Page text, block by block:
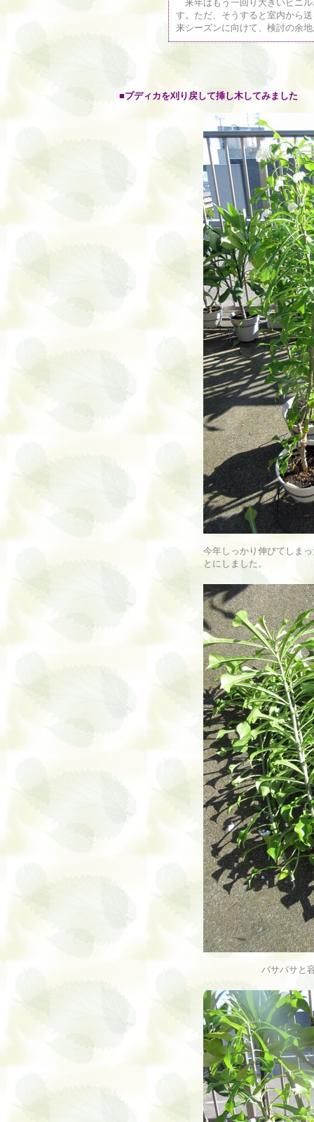
来年はもう一回り大きいビニ
す。ただ、そうすると室内から
来シーズンに向けて、検討の余
■プディカを刈り戻して挿し木してみました
今年しっかり伸びてしま
とにしました。
バサバサと